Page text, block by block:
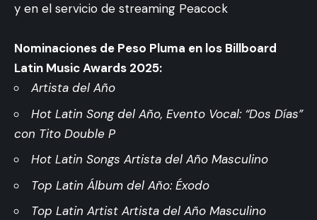
y en el servicio de streaming Peacock
Nominaciones de Peso Pluma en los Billboard
Latin Music Awards 2025:
Artista del Año
Hot Latin Song del Año, Evento Vocal: “Dos Días”
con Tito Double P
Hot Latin Songs Artista del Año Masculino
Top Latin Álbum del Año: Éxodo
Top Latin Artist Artista del Año Masculino